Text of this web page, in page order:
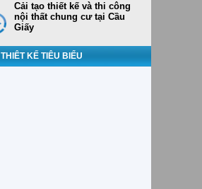
Cải tạo thiết kế và thi công
nội thất chung cư tại Cầu
Giấy
THIÊT KẾ TIÊU BIỂU